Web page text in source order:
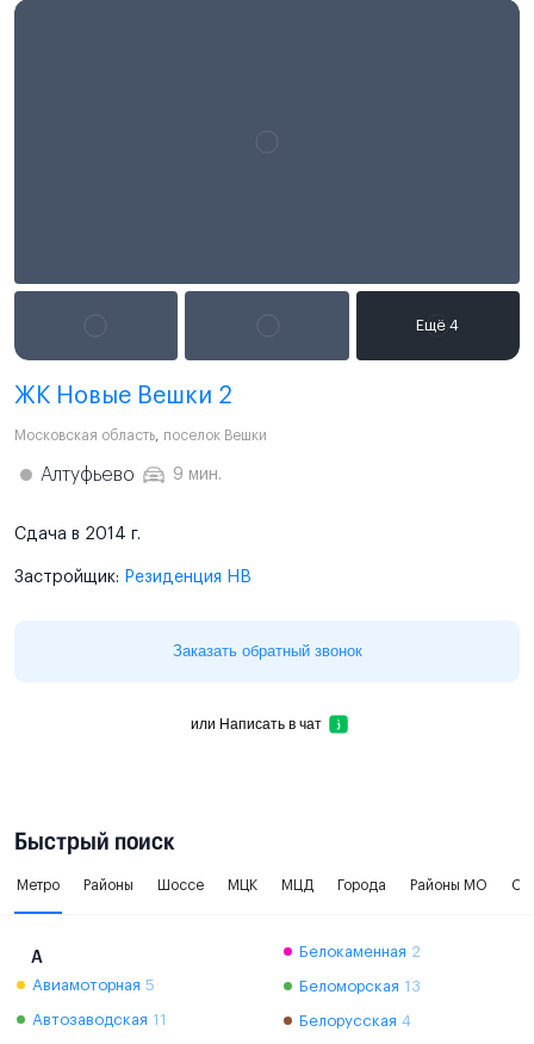
ЖК Новые Вешки 2
Московская область, поселок Вешки
Алтуфьево 9 мин.
Сдача в 2014 г.
Застройщик: Резиденция НВ
Заказать обратный звонок
или Написать в чат
Быстрый поиск
Метро Районы Шоссе МЦК МЦД Города Районы МО
А
Авиамоторная 5
Автозаводская 11
Белокаменная 2
Беломорская 13
Белорусская 4